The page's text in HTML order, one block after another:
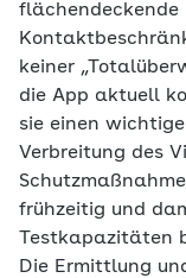
flächendeckende
keiner
die App aktuell
sie einen
Verbreitung des
frühzeitig und
Testkapazitäten
Die Ermittlung